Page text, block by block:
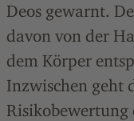
Deos gewarnt.
davon von der
dem Körper
Inzwischen geht
Risikobewertung